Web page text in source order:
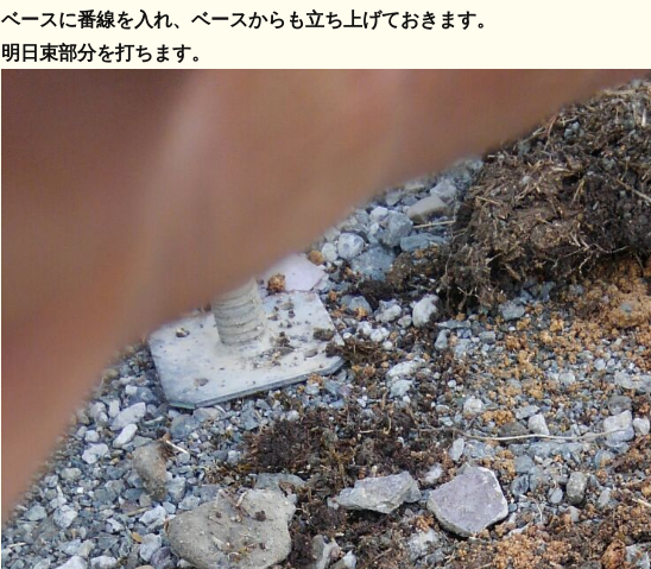
ベースに番線を入れ、ベースからも立ち上げておきます。
明日束部分を打ちます。